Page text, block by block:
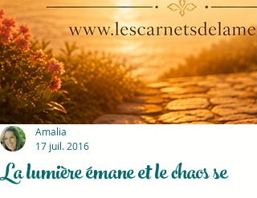
La lumière émane et le chaos se
Amalia
17 juil. 2016